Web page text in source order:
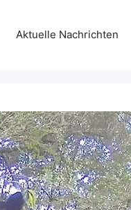
Aktuelle Nachrichten